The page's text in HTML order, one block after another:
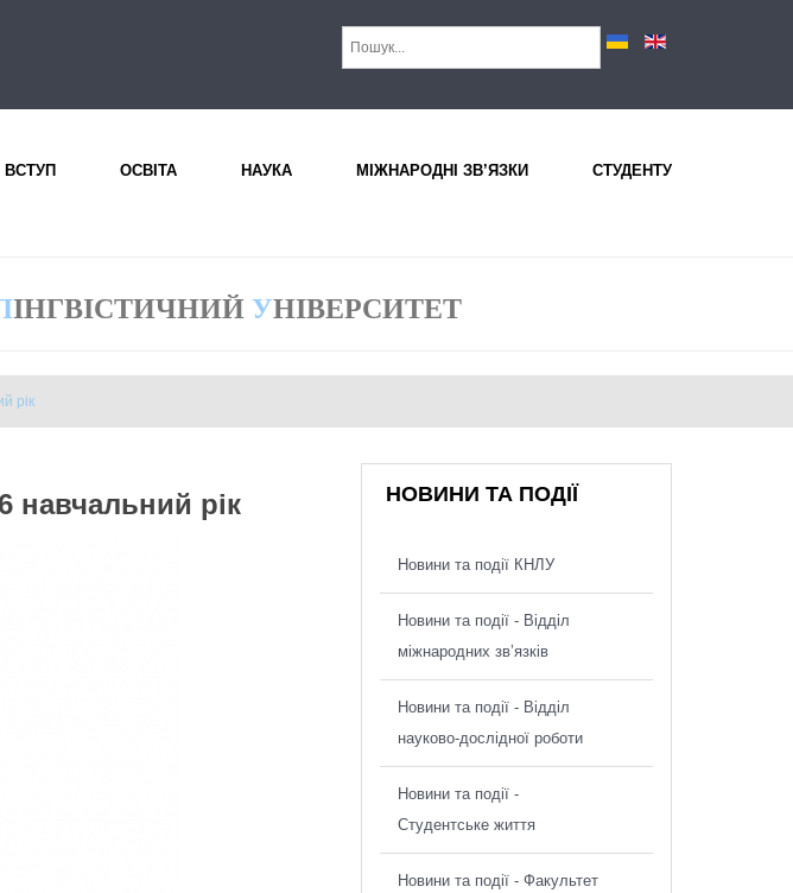
ВСТУП ОСВІТА НАУКА МІЖНАРОДНІ ЗВ’ЯЗКИ СТУДЕНТУ
ІНГВІСТИЧНИЙ УНІВЕРСИТЕТ
рік
навчальний рік НОВИНИ ТА ПОДІЇ
Новини та події КНЛУ
Новини та події - Відділ
міжнародних зв’язків
Новини та події - Відділ
науково-дослідної роботи
Новини та події -
Студентське життя
Новини та події - Факультет